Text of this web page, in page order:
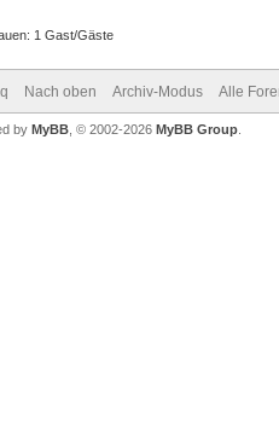
1 Gast/Gäste
Nach oben Archiv-Modus Alle
by MyBB , © 2002-2026 MyBB Group